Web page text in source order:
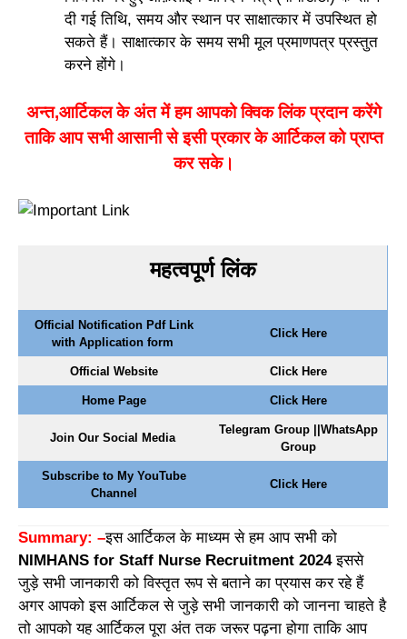
दी गई तिथि, समय और स्थान पर साक्षात्कार में उपस्थित हो
सकते हैं। साक्षात्कार के समय सभी मूल प्रमाणपत्र प्रस्तुत
करने होंगे।
अन्त,आर्टिकल के अंत में हम आपको क्विक लिंक प्रदान करेंगे
ताकि आप सभी आसानी से इसी प्रकार के आर्टिकल को प्राप्त
कर सके।
महत्वपूर्ण लिंक
Official Notification Pdf Link
with Application form
Click Here
Official Website Click Here
Home Page Click Here
Join Our Social Media
Telegram Group
WhatsApp
Group
Subscribe to My YouTube
Channel
Click Here
Summary: –इस आर्टिकल के माध्यम से हम आप सभी को
NIMHANS for Staff Nurse Recruitment 2024इससे
जुड़े सभी जानकारी को विस्तृत रूप से बताने का प्रयास कर रहे हैं
अगर आपको इस आर्टिकल से जुड़े सभी जानकारी को जानना चाहते है
तो आपको यह आर्टिकल पूरा अंत तक जरूर पढ़ना होगा ताकि आप